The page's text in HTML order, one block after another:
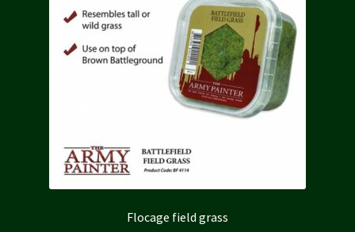
Flocage field grass